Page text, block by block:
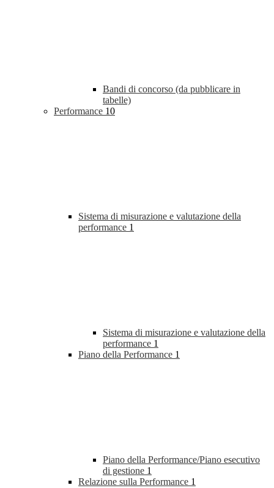
Bandi di concorso (da pubblicare in
tabelle)
Performance 10
Sistema di misurazione e valutazione della
performance 1
Sistema di misurazione e valutazione della
performance 1
Piano della Performance 1
Piano della Performance/Piano esecutivo
di gestione 1
Relazione sulla Performance 1